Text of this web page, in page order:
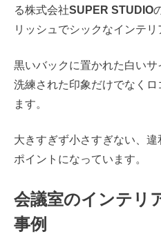
る株式会社SUPER STUDIO
リッシュでシックなインテリ
黒いバックに置かれた白いサ
洗練された印象だけでなく
ます。
大きすぎず小さすぎない、
ポイントになっています。
会議室のインテリ
事例